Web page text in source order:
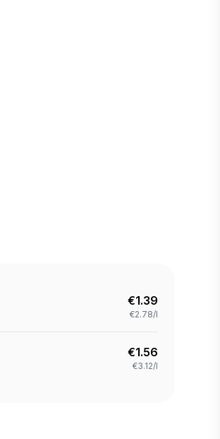
€1.39
€2.78/l
€1.56
€3.12/l